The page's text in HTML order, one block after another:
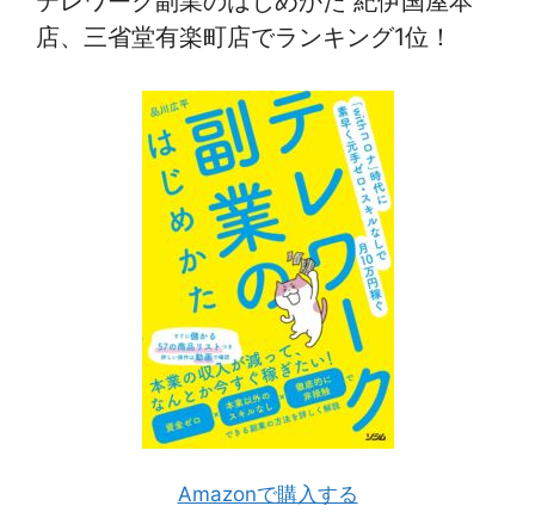
店、三省堂有楽町店でランキング1位！
Amazonで購入する